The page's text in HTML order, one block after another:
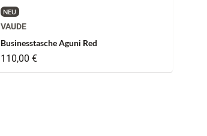
NEU
VAUDE
Businesstasche Aguni Red
110,00 €